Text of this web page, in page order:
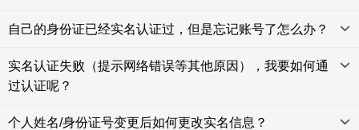
自己的身份证已经实名认证过，但是忘记账号了怎么办？
实名认证失败（提示网络错误等其他原因），我要如何通
过认证呢？
个人姓名/身份证号变更后如何更改实名信息？